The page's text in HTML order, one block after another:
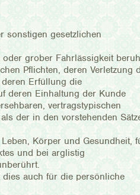
sonstigen gesetzlichen
oder grober Fahrlässigkeit
Pflichten, deren Verletzung
Erfüllung die
deren Einhaltung der Kunde
vertragstypischen
der in den vorstehenden
Körper und Gesundheit,
und bei arglistig
dies auch für die persönliche